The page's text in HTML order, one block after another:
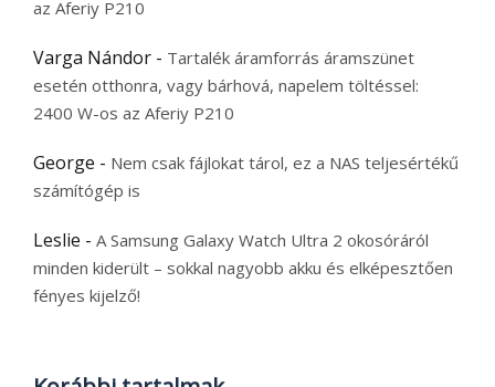
az Aferiy P210
Varga Nándor - Tartalék áramforrás áramszünet
esetén otthonra, vagy bárhová, napelem töltéssel:
2400 W-os az Aferiy P210
George - Nem csak fájlokat tárol, ez a NAS teljesértékű
számítógép is
Leslie - A Samsung Galaxy Watch Ultra 2 okosóráról
minden kiderült – sokkal nagyobb akku és elképesztően
fényes kijelző!